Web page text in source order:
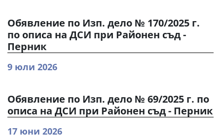
Обявление по Изп. дело № 170/2025 г.
по описа на ДСИ при Районен съд -
Перник
9 юли 2026
Обявление по Изп. дело № 69/2025 г. по
описа на ДСИ при Районен съд - Перник
17 юни 2026